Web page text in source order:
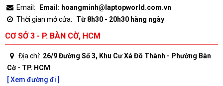
Email:
Email: hoangminh@laptopworld.com.vn
Thời gian mở cửa:
Từ 8h30 - 20h30 hàng ngày
CƠ SỞ 3 - P. BÀN CỜ, HCM
Địa chỉ: 26/9 Đường Số 3, Khu Cư Xá Đô Thành - Phường Bàn
Cờ - TP. HCM
[ Xem đường đi ]